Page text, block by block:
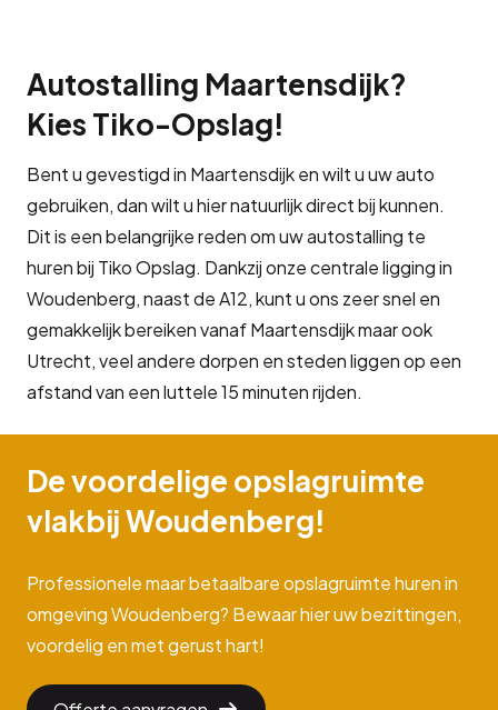
Autostalling Maartensdijk?
Kies Tiko-Opslag!
Bent u gevestigd in Maartensdijk en wilt u uw auto
gebruiken, dan wilt u hier natuurlijk direct bij kunnen.
Dit is een belangrijke reden om uw autostalling te
huren bij Tiko Opslag. Dankzij onze centrale ligging in
Woudenberg, naast de A12, kunt u ons zeer snel en
gemakkelijk bereiken vanaf Maartensdijk maar ook
Utrecht, veel andere dorpen en steden liggen op een
afstand van een luttele 15 minuten rijden.
De voordelige opslagruimte
vlakbij Woudenberg!
Professionele maar betaalbare opslagruimte huren in
omgeving Woudenberg? Bewaar hier uw bezittingen,
voordelig en met gerust hart!